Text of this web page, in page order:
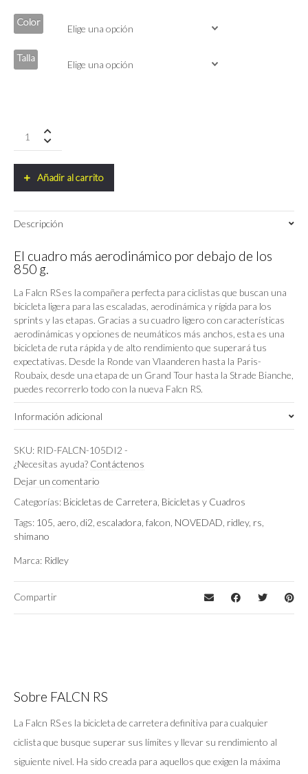
Color
Talla
Falcn
105
12V
quantity
Añadir al carrito
Descripción
El cuadro más aerodinámico por debajo de los
850 g.
La Falcn RS es la compañera perfecta para ciclistas que buscan una
bicicleta ligera para las escaladas, aerodinámica y rígida para los
sprints y las etapas. Gracias a su cuadro ligero con características
aerodinámicas y opciones de neumáticos más anchos, esta es una
bicicleta de ruta rápida y de alto rendimiento que superará tus
expectativas. Desde la Ronde van Vlaanderen hasta la Paris-
Roubaix, desde una etapa de un Grand Tour hasta la Strade Bianche,
puedes recorrerlo todo con la nueva Falcn RS.
Información adicional
Color
Talla
SKU: RID-FALCN-105DI2 -
¿Necesitas ayuda? Contáctenos
Dejar un comentario
Categorías: Bicicletas de Carretera Bicicletas y Cuadros
Tags: 105 aero di2 escaladora falcon NOVEDAD ridley, rs
shimano
Marca: Ridley
Compartir
Sobre FALCN RS
La Falcn RS es la bicicleta de carretera definitiva para cualquier
ciclista que busque superar sus límites y llevar su rendimiento al
siguiente nivel. Ha sido creada para aquellos que exigen la máxima